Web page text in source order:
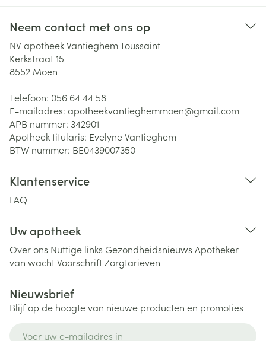
Neem contact met ons op
NV apotheek Vantieghem Toussaint
Kerkstraat 15
8552 Moen
Telefoon: 056 64 44 58
E-mailadres: apotheekvantieghemmoen@gmail.com
APB nummer: 342901
Apotheek titularis: Evelyne Vantieghem
BTW nummer: BE0439007350
Klantenservice
FAQ
Uw apotheek
Over ons Nuttige links Gezondheidsnieuws Apotheker
van wachtVoorschriftZorgtarieven
Nieuwsbrief
Blijf op de hoogte van nieuwe producten en promoties